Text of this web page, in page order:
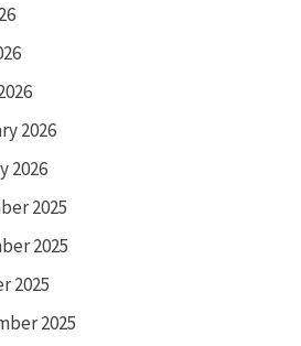
2026
2026
2025
2025
2025
2025